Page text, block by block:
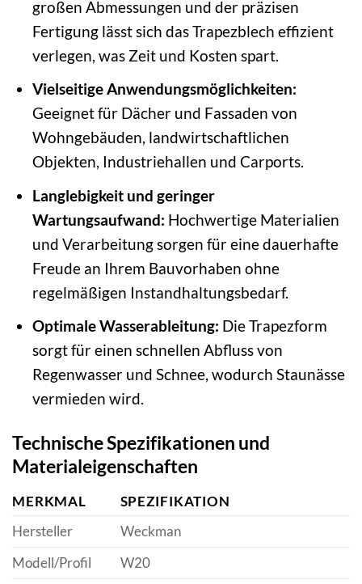
großen Abmessungen und der präzisen
Fertigung lässt sich das Trapezblech effizient
verlegen, was Zeit und Kosten spart.
Vielseitige Anwendungsmöglichkeiten:
Geeignet für Dächer und Fassaden von
Wohngebäuden, landwirtschaftlichen
Objekten, Industriehallen und Carports.
Langlebigkeit und geringer
Wartungsaufwand: Hochwertige Materialien
und Verarbeitung sorgen für eine dauerhafte
Freude an Ihrem Bauvorhaben ohne
regelmäßigen Instandhaltungsbedarf.
Optimale Wasserableitung: Die Trapezform
sorgt für einen schnellen Abfluss von
Regenwasser und Schnee, wodurch Staunässe
vermieden wird.
Technische Spezifikationen und
Materialeigenschaften
MERKMAL
SPEZIFIKATION
Hersteller
Weckman
Modell/Profil
W20